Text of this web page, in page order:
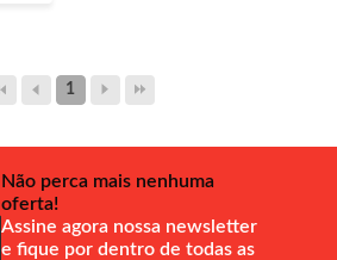
1
Não perca mais nenhuma
oferta!
Assine agora nossa newsletter
e fique por dentro de todas as